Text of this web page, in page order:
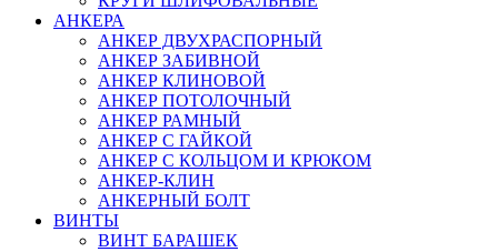
АНКЕРА
АНКЕР ДВУХРАСПОРНЫЙ
АНКЕР ЗАБИВНОЙ
АНКЕР КЛИНОВОЙ
АНКЕР ПОТОЛОЧНЫЙ
АНКЕР РАМНЫЙ
АНКЕР С ГАЙКОЙ
АНКЕР С КОЛЬЦОМ И КРЮКОМ
АНКЕР-КЛИН
АНКЕРНЫЙ БОЛТ
ВИНТЫ
ВИНТ БАРАШЕК